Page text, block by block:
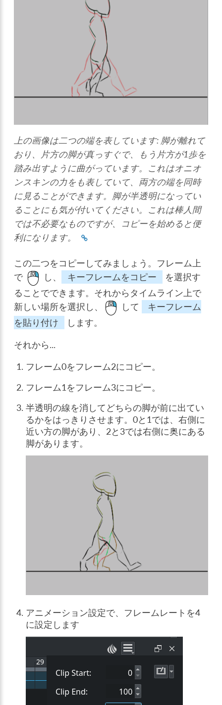
上の画像は二つの端を表しています: 脚が離れて
おり、片方の脚が真っすぐで、もう片方が1歩を
踏み出すように曲がっています。これはオニオ
ンスキンの力をも表していて、両方の端を同時
に見ることができます。脚が半透明になってい
ることにも気が付いてください。これは棒人間
では不必要なものですが、コピーを始めると便
利になります。
この二つをコピーしてみましょう。フレーム上
で
し、 キーフレームをコピー
を選択す
ることでできます。それからタイムライン上で
新しい場所を選択し、
して
キーフレーム
を貼り付け
します。
それから...
フレーム0をフレーム2にコピー。
フレーム1をフレーム3にコピー。
半透明の線を消してどちらの脚が前に出てい
るかをはっきりさせます。0と1では、右側に
近い方の脚があり、2と3では右側に奥にある
脚があります。
アニメーション設定で、フレームレートを4
に設定します